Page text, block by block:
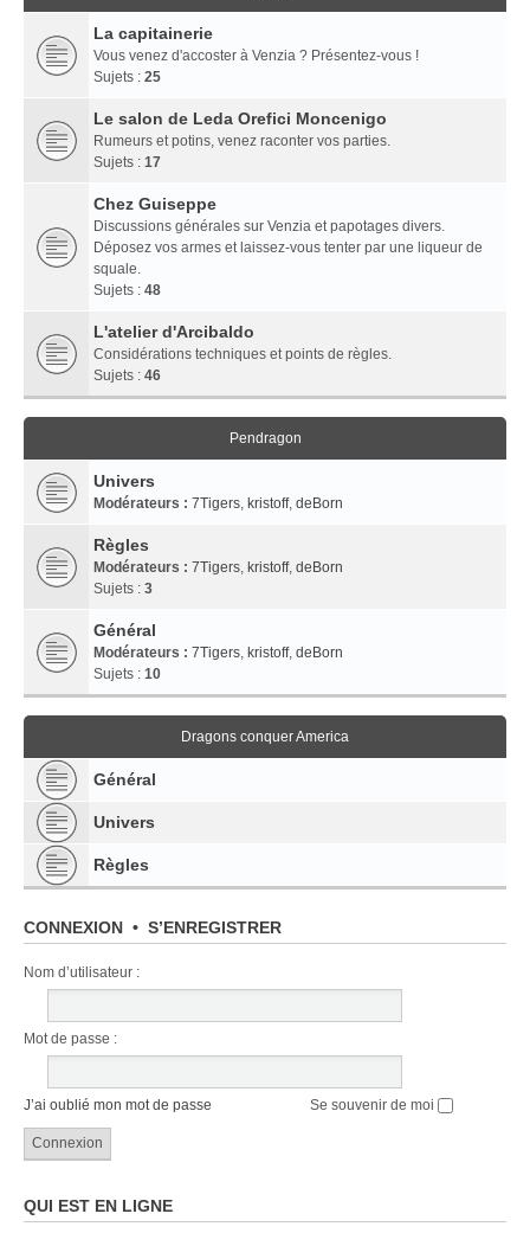
La capitainerie
Vous venez d'accoster à Venzia ? Présentez-vous !
Sujets : 25
Le salon de Leda Orefici Moncenigo
Rumeurs et potins, venez raconter vos parties.
Sujets : 17
Chez Guiseppe
Discussions générales sur Venzia et papotages divers.
Déposez vos armes et laissez-vous tenter par une liqueur de
squale.
Sujets : 48
L'atelier d'Arcibaldo
Considérations techniques et points de règles.
Sujets : 46
Pendragon
Univers
Modérateurs : 7Tigers, kristoff, deBorn
Règles
Modérateurs : 7Tigers, kristoff, deBorn
Sujets : 3
Général
Modérateurs : 7Tigers, kristoff, deBorn
Sujets : 10
Dragons conquer America
Général
Univers
Règles
CONNEXION • S’ENREGISTRER
Nom d’utilisateur :
Mot de passe :
J’ai oublié mon mot de passe Se souvenir de moi
QUI EST EN LIGNE